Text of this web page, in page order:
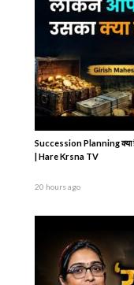
Succession Planning क्या
| Hare Krsna TV
20 hours ago